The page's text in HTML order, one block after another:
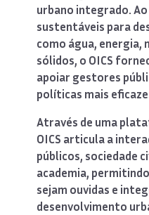
urbano integrado.
sustentáveis para
como água, energia,
sólidos, o OICS
apoiar gestores
políticas mais
Através de uma
OICS articula a
públicos, sociedade
academia,
sejam ouvidas e
desenvolvimento